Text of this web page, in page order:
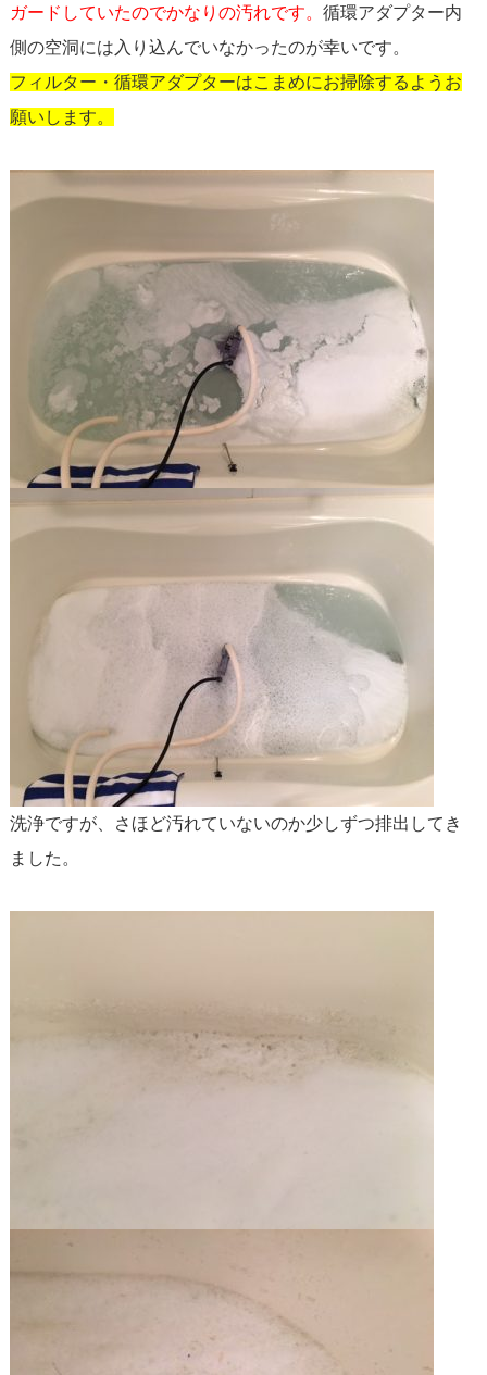
ガードしていたのでかなりの汚れです。 循環アダプター内
側の空洞には入り込んでいなかったのが幸いです。
フィルター・循環アダプターはこまめにお掃除するようお
願いします。
洗浄ですが、さほど汚れていないのか少しずつ排出してき
ました。